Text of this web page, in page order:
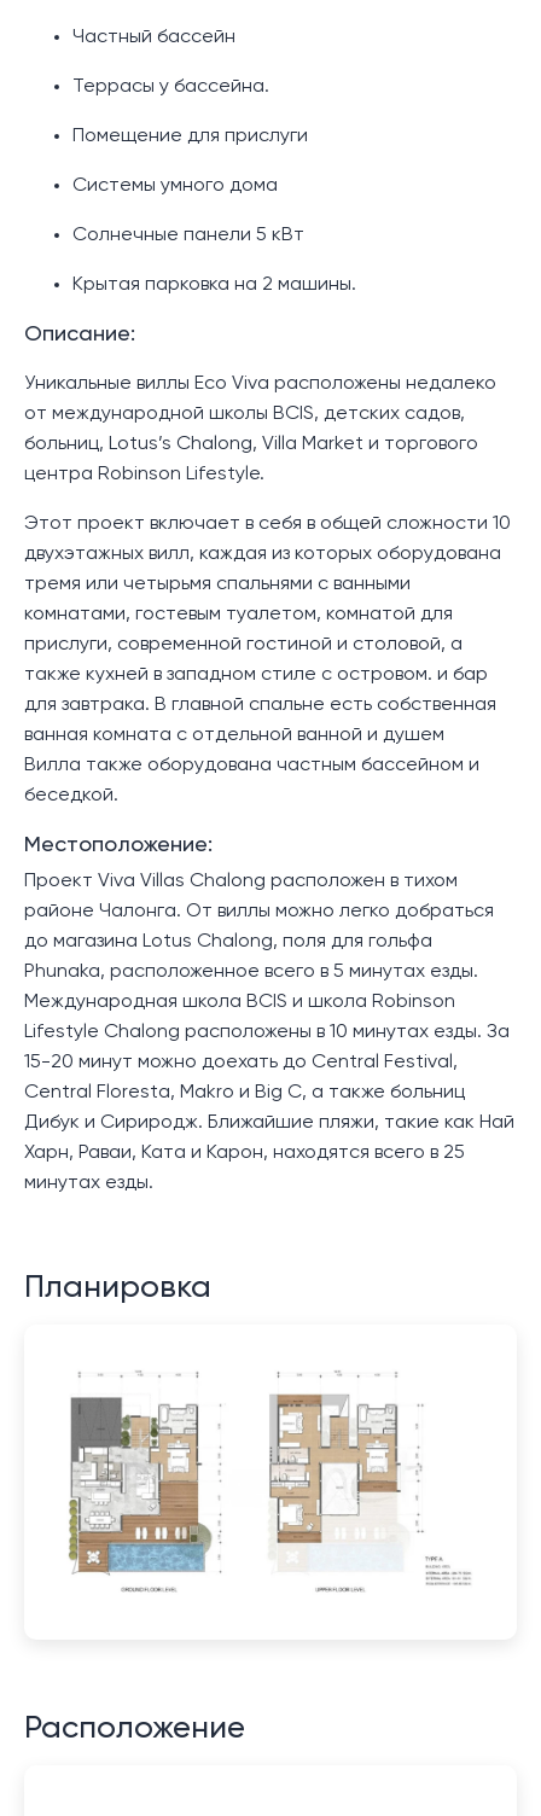
Частный бассейн
Террасы у бассейна.
Помещение для прислуги
Системы умного дома
Солнечные панели 5 кВт
Крытая парковка на 2 машины.
Описание:
Уникальные виллы Eco Viva расположены недалеко
от международной школы BCIS, детских садов,
больниц, Lotus’s Chalong, Villa Market и торгового
центра Robinson Lifestyle.
Этот проект включает в себя в общей сложности 10
двухэтажных вилл, каждая из которых оборудована
тремя или четырьмя спальнями с ванными
комнатами, гостевым туалетом, комнатой для
прислуги, современной гостиной и столовой, а
также кухней в западном стиле с островом. и бар
для завтрака. В главной спальне есть собственная
ванная комната с отдельной ванной и душем
Вилла также оборудована частным бассейном и
беседкой.
Местоположение:
Проект Viva Villas Chalong расположен в тихом
районе Чалонга. От виллы можно легко добраться
до магазина Lotus Chalong, поля для гольфа
Phunaka, расположенное всего в 5 минутах езды.
Международная школа BCIS и школа Robinson
Lifestyle Chalong расположены в 10 минутах езды. За
15-20 минут можно доехать до Central Festival,
Central Floresta, Makro и Big C, а также больниц
Дибук и Сириродж. Ближайшие пляжи, такие как Най
Харн, Раваи, Ката и Карон, находятся всего в 25
минутах езды.
Планировка
Расположение